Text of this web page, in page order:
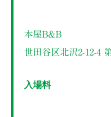
本屋B&B
世田谷区北沢2-12-4
入場料